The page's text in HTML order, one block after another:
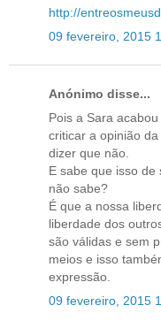
http://
09 fevereiro, 2015
Anónimo disse...
Pois a Sara
criticar a opinião
dizer que não.
E sabe que isso de
não sabe?
É que a nossa
liberdade dos
são válidas e sem
meios e isso
expressão.
09 fevereiro, 2015